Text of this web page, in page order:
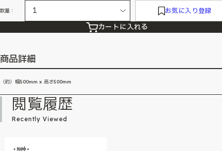
数量： お気に入り登録
カートに入れる
商品詳細
（約）幅500mm x 高さ500mm
閲覧履歴
Recently Viewed